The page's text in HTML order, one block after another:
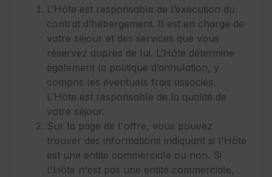
L’Hôte est responsable de l’exécution du
contrat d’hébergement. Il est en charge de
votre séjour et des services que vous
réservez auprès de lui. L’Hôte détermine
également la politique d’annulation, y
compris les éventuels frais associés.
L’Hôte est responsable de la qualité de
votre séjour.
Sur la page de l'offre, vous pouvez
trouver des informations indiquant si l'Hôte
est une entité commerciale ou non. Si
l'Hôte n'est pas une entité commerciale,